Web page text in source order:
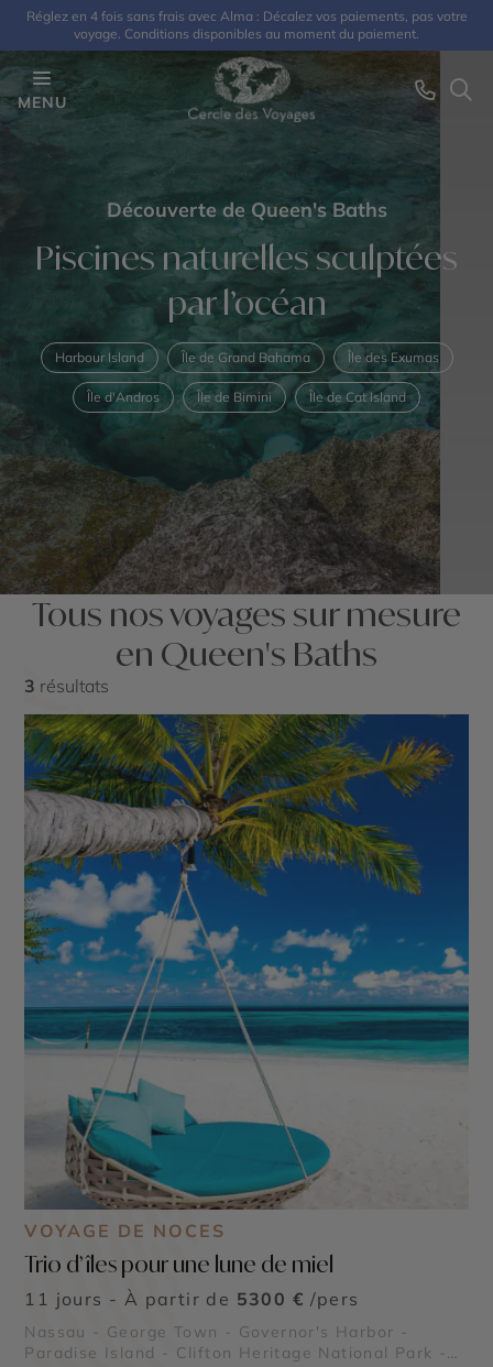
Réglez en 4 fois sans frais avec Alma : Décalez vos paiements, pas votre
voyage. Conditions disponibles au moment du paiement.
MENU
Découverte de Queen's Baths
Piscines naturelles sculptées
par l’océan
Harbour Island Île de Grand Bahama Île des Exumas
Île d'Andros Île de Bimini Île de Cat Island
Tous nos voyages sur mesure
en Queen's Baths
3 résultats
VOYAGE DE NOCES
Trio d’îles pour une lune de miel
11 jours - À partir de 5300 € /pers
Nassau - George Town - Governor's Harbor -
Paradise Island - Clifton Heritage National Park -